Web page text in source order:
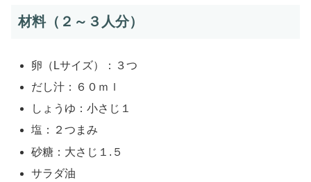
材料（２～３人分）
卵（Lサイズ）：３つ
だし汁：６０ｍｌ
しょうゆ：小さじ１
塩：２つまみ
砂糖：大さじ１.５
サラダ油